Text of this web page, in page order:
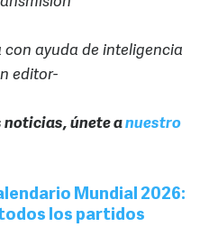
ayuda de inteligencia
editor-
noticias, únete anuestro
Mundial 2026:
los partidos